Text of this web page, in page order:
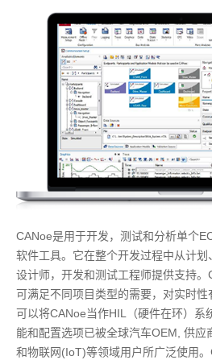
CANoe是用于开发，测试和分析单个
软件工具。它在整个开发过程中从计
设计师，开发和测试工程师提供支持
可满足不同项目类型的需要，对实时
可以将CANoe当作HIL（硬件在环）系
能和配置选项已被全球汽车OEM, 供应
和物联网(IoT)等领域用户所广泛使用